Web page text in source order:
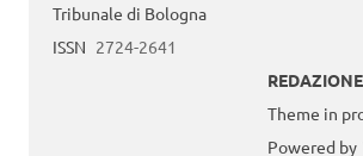
Tribunale di Bologna
ISSN 2724-2641
Theme in
Powered by